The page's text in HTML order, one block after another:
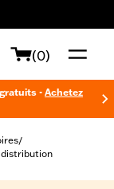
(0)
- Achetez
/